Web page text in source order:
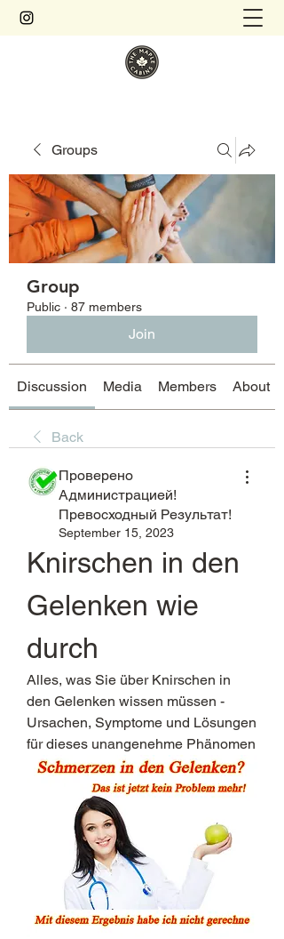
Groups
Group
Public · 87 members
Join
Discussion Media Members About
Back
Проверено
Администрацией!
Превосходный Результат!
September 15, 2023
Knirschen in den
Gelenken wie
durch
Alles, was Sie über Knirschen in
den Gelenken wissen müssen -
Ursachen, Symptome und Lösungen
für dieses unangenehme Phänomen